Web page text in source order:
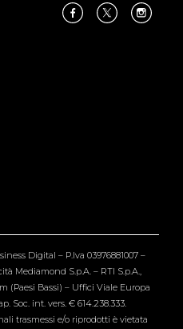
Digital – P.Iva 03976881007 –
Mediamond S.p.A. – RTI S.p.A.,
(Paesi Bassi) – Uffici Viale Europa
Soc. int. vers. € 614.238.333.
trasmessi e/o riprodotti è vietata